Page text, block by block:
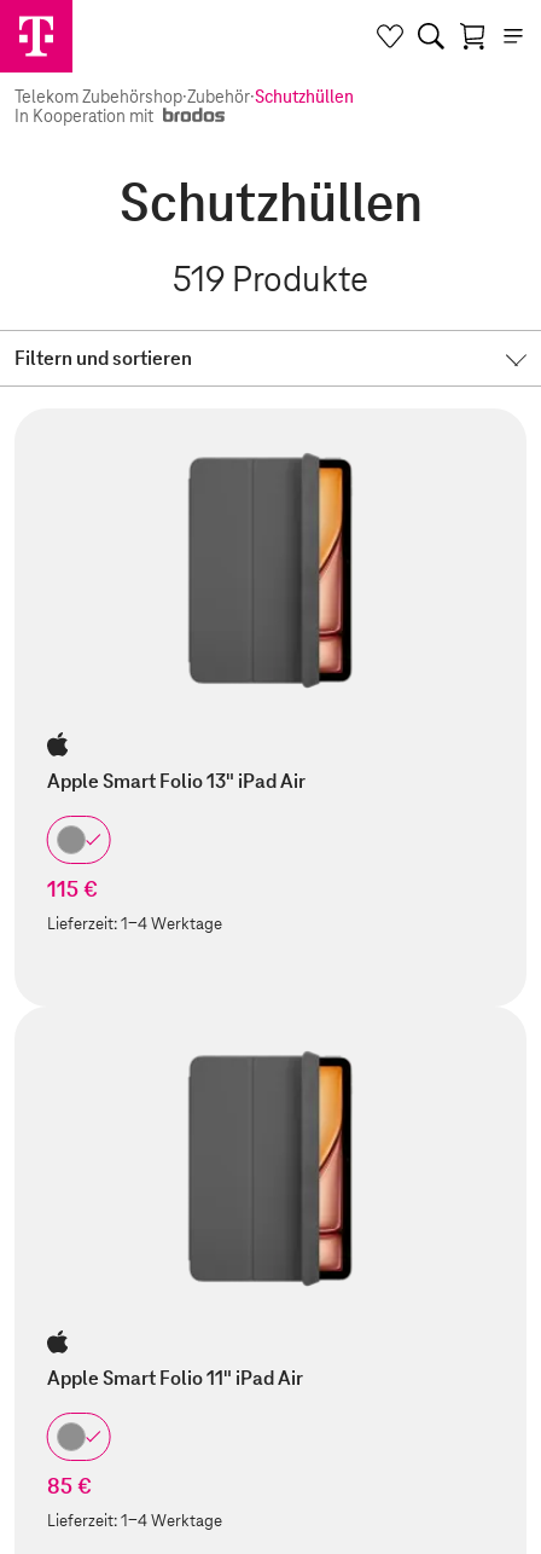
Telekom Zubehörshop·Zubehör·Schutzhüllen
In Kooperation mit
Schutzhüllen
519 Produkte
Filtern und sortieren
Apple Smart Folio 13" iPad Air
115 €
Lieferzeit:1-4 Werktage
Apple Smart Folio 11" iPad Air
85 €
Lieferzeit:1-4 Werktage